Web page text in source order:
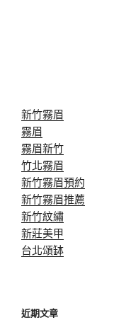
新竹霧眉
霧眉
霧眉新竹
竹北霧眉
新竹霧眉預約
新竹霧眉推薦
新竹紋繡
新莊美甲
台北頌缽
近期文章